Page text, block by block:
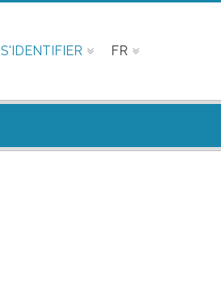
S'IDENTIFIER FR